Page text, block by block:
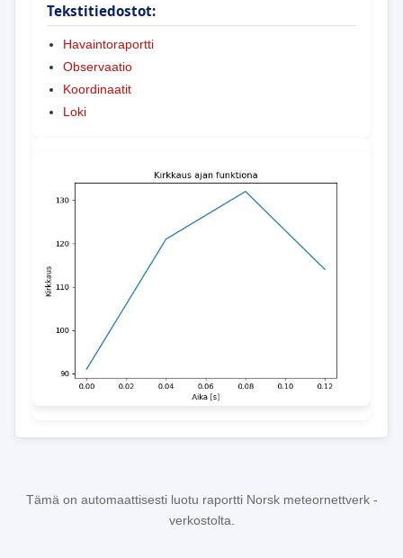
Tekstitiedostot:
Havaintoraportti
Observaatio
Koordinaatit
Loki
Tämä on automaattisesti luotu raportti Norsk meteornettverk -
verkostolta.